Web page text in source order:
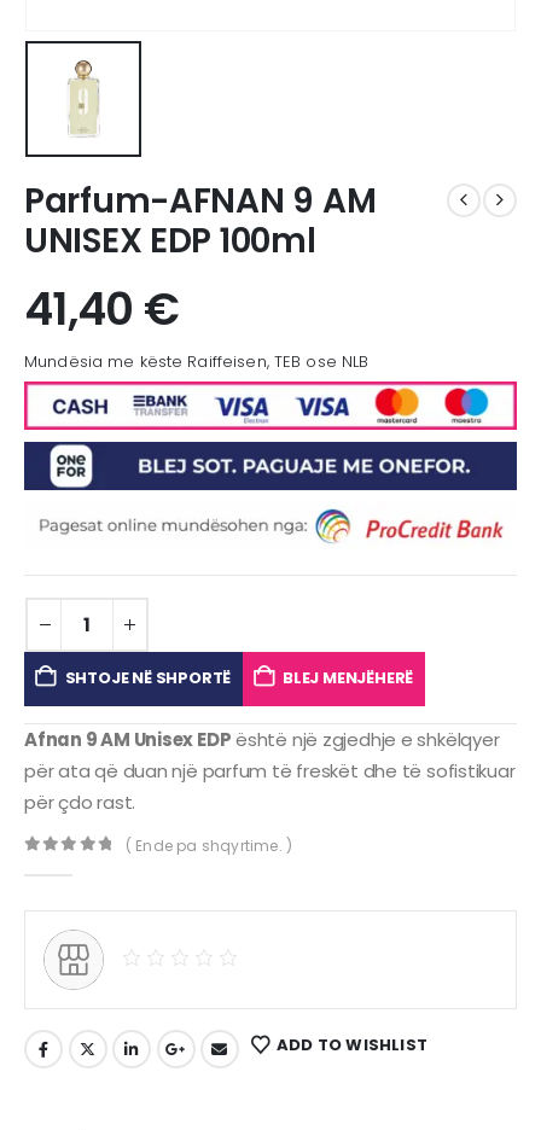
Parfum-AFNAN 9 AM
UNISEX EDP 100ml
41,40 €
Mundësia me këste Raiffeisen, TEB ose NLB
SHTOJE NË SHPORTË BLEJ MENJËHERË
Afnan 9 AM Unisex EDPështë një zgjedhje e shkëlqyer
për ata që duan një parfum të freskët dhe të sofistikuar
për çdo rast.
( Ende pa shqyrtime. )
ADD TO WISHLIST